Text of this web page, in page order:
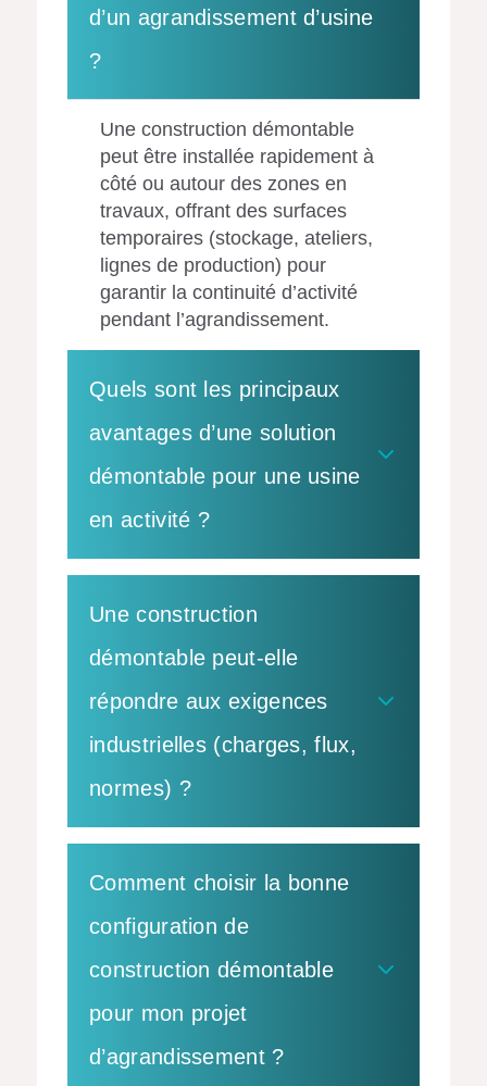
d’un agrandissement d’usine
?
Une construction démontable
peut être installée rapidement à
côté ou autour des zones en
travaux, offrant des surfaces
temporaires (stockage, ateliers,
lignes de production) pour
garantir la continuité d’activité
pendant l’agrandissement.
Quels sont les principaux
avantages d’une solution
démontable pour une usine
en activité ?
Une construction
démontable peut-elle
répondre aux exigences
industrielles (charges, flux,
normes) ?
Comment choisir la bonne
configuration de
construction démontable
pour mon projet
d’agrandissement ?